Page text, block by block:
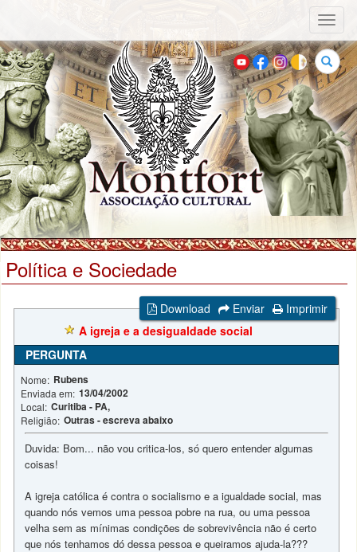
Buscar
Política e Sociedade
Download Enviar
Imprimir
A igreja e a desigualdade social
PERGUNTA
Nome: Rubens
Enviada em: 13/04/2002
Local: Curitiba - PA,
Religião: Outras - escreva abaixo
Duvida: Bom... não vou critica-los, só quero entender algumas
coisas!
A igreja católica é contra o socialismo e a igualdade social, mas
quando nós vemos uma pessoa pobre na rua, ou uma pessoa
velha sem as mínimas condições de sobrevivência não é certo
que nós tenhamos dó dessa pessoa e queiramos ajuda-la???